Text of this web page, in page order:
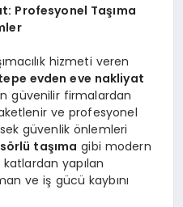
Profesyonel Taşıma
hizmeti veren
evden eve nakliyat
güvenilir firmalardan
ve profesyonel
güvenlik önlemleri
taşıma gibi modern
yapılan
ve iş gücü kaybını